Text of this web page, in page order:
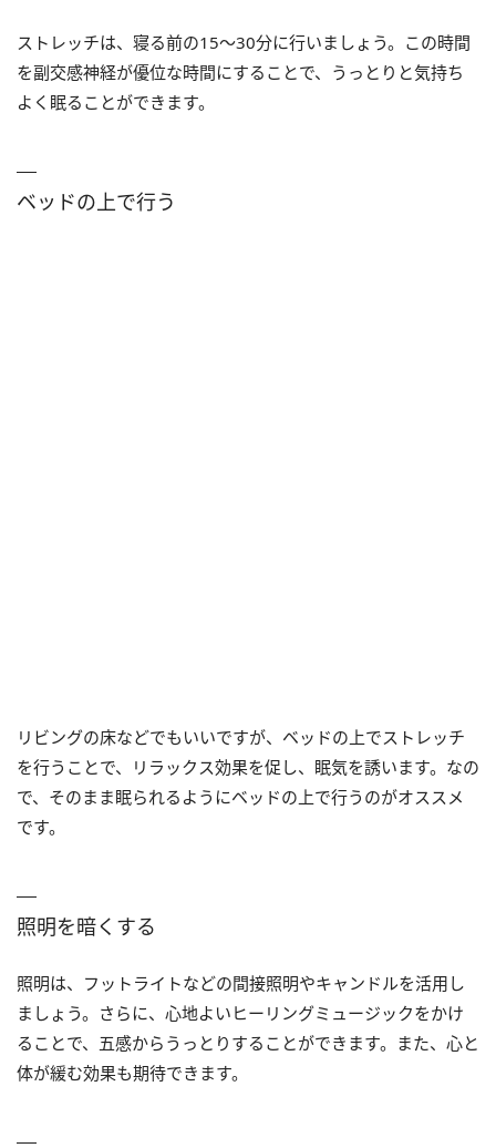
ストレッチは、寝る前の15～30分に行いましょう。この時間
を副交感神経が優位な時間にすることで、うっとりと気持ち
よく眠ることができます。
ベッドの上で行う
リビングの床などでもいいですが、ベッドの上でストレッチ
を行うことで、リラックス効果を促し、眠気を誘います。なの
で、そのまま眠られるようにベッドの上で行うのがオススメ
です。
照明を暗くする
照明は、フットライトなどの間接照明やキャンドルを活用し
ましょう。さらに、心地よいヒーリングミュージックをかけ
ることで、五感からうっとりすることができます。また、心と
体が緩む効果も期待できます。